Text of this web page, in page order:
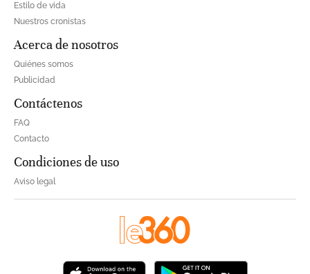
Estilo de vida
Nuestros cronistas
Acerca de nosotros
Quiénes somos
Publicidad
Contáctenos
FAQ
Contacto
Condiciones de uso
Aviso legal